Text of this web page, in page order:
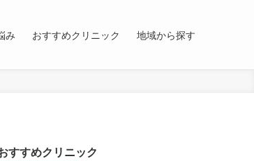
み おすすめクリニック 地域から探す
すすめクリニック